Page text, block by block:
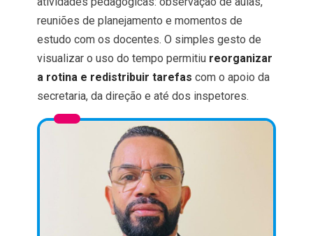
reuniões de planejamento e momentos de
estudo com os docentes. O simples gesto de
visualizar o uso do tempo permitiu reorganizar
a rotina e redistribuir tarefas com o apoio da
secretaria, da direção e até dos inspetores.